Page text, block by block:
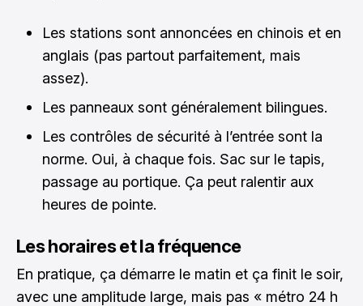
Les stations sont annoncées en chinois et en
anglais (pas partout parfaitement, mais
assez).
Les panneaux sont généralement bilingues.
Les contrôles de sécurité à l’entrée sont la
norme. Oui, à chaque fois. Sac sur le tapis,
passage au portique. Ça peut ralentir aux
heures de pointe.
Les horaires et la fréquence
En pratique, ça démarre le matin et ça finit le soir,
avec une amplitude large, mais pas « métro 24 h